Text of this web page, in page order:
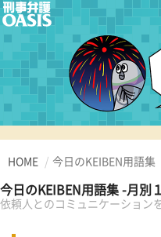
HOME 今日のKEIBEN用語集
今日のKEIBEN用語集 -月別
依頼人とのコミュニケーション